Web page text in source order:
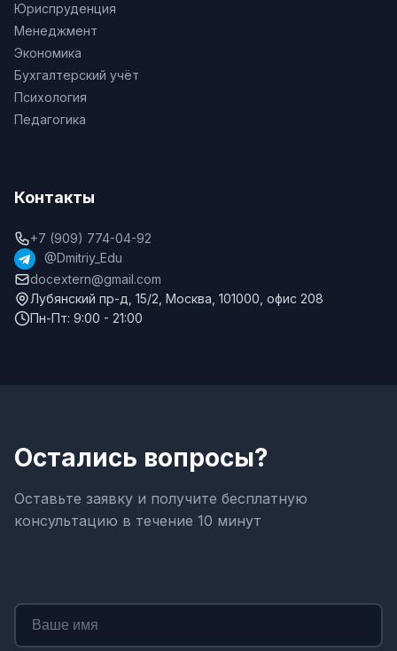
Юриспруденция
Менеджмент
Экономика
Бухгалтерский учёт
Психология
Педагогика
Контакты
+7 (909) 774-04-92
@Dmitriy_Edu
docextern@gmail.com
Лубянский пр-д, 15/2, Москва, 101000, офис 208
Пн-Пт: 9:00 - 21:00
Остались вопросы?
Оставьте заявку и получите бесплатную
консультацию в течение 10 минут